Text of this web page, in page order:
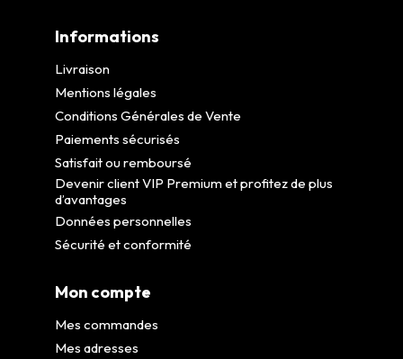
Informations
Livraison
Mentions légales
Conditions Générales de Vente
Paiements sécurisés
Satisfait ou remboursé
Devenir client VIP Premium et profitez de plus
d’avantages
Données personnelles
Sécurité et conformité
Mon compte
Mes commandes
Mes adresses